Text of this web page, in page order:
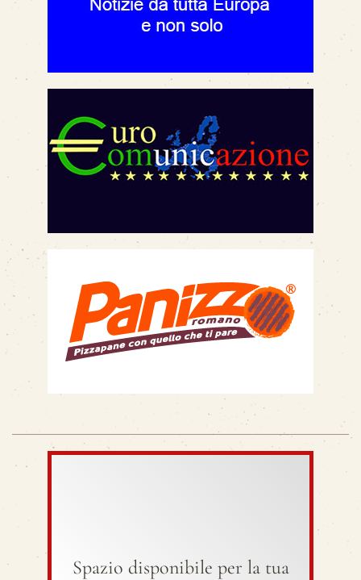
Spazio disponibile per la tua